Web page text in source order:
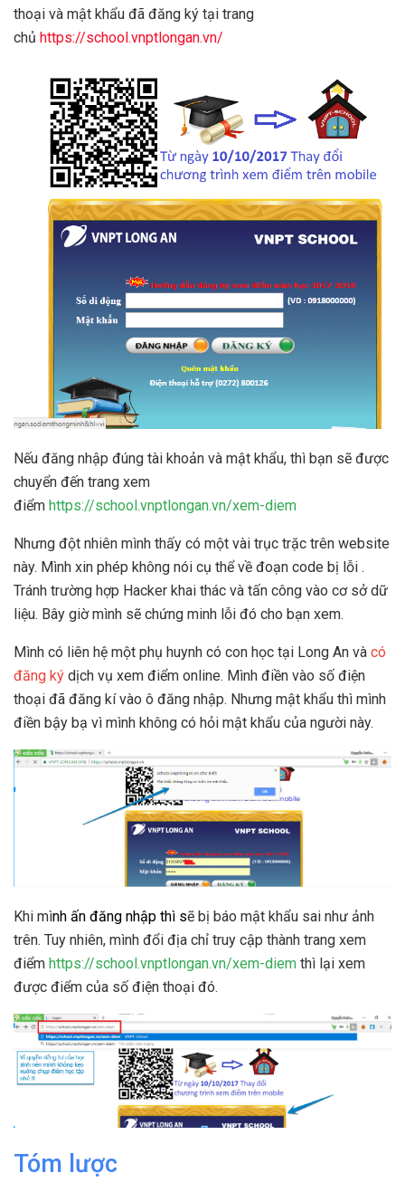
thoại và mật khẩu đã đăng ký tại trang
chủ https://school.vnptlongan.vn/
Nếu đăng nhập đúng tài khoản và mật khẩu, thì bạn sẽ được
chuyển đến trang xem
điểm https://school.vnptlongan.vn/xem-diem
Nhưng đột nhiên mình thấy có một vài trục trặc trên website
này. Mình xin phép không nói cụ thể về đoạn code bị lỗi .
Tránh trường hợp Hacker khai thác và tấn công vào cơ sở dữ
liệu. Bây giờ mình sẽ chứng minh lỗi đó cho bạn xem.
Mình có liên hệ một phụ huynh có con học tại Long An và có
đăng ký dịch vụ xem điểm online. Mình điền vào số điện
thoại đã đăng kí vào ô đăng nhập. Nhưng mật khẩu thì mình
điền bậy bạ vì mình không có hỏi mật khẩu của người này.
Khi mình ấn đăng nhập thì sẽ bị báo mật khẩu sai như ảnh
trên. Tuy nhiên, mình đổi địa chỉ truy cập thành trang xem
điểm https://school.vnptlongan.vn/xem-diem thì lại xem
được điểm của số điện thoại đó.
Tóm lược